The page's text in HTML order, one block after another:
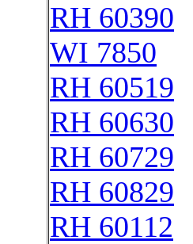
RH 60390
WI 7850
RH 60519
RH 60630
RH 60729
RH 60829
RH 60112